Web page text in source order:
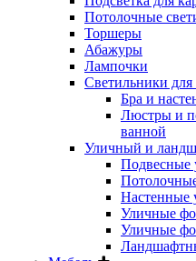
Потолочные
Торшеры
Абажуры
Лампочки
Светильники для
Бра и
Люстры и
ванной
Уличный и
Подвесные
Настенные
Уличные
Уличные